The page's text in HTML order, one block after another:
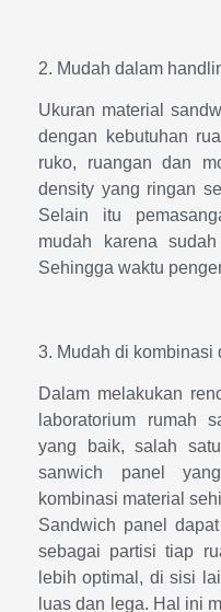
2. Mudah dalam
Ukuran material
dengan kebutuhan
ruko, ruangan dan
density yang ringan
Selain itu
mudah karena
Sehingga waktu
3. Mudah di kombinasi
Dalam melakukan
laboratorium rumah
yang baik, salah
sanwich panel
kombinasi material
Sandwich panel
sebagai partisi tiap
lebih optimal, di sisi
luas dan lega. Hal ini